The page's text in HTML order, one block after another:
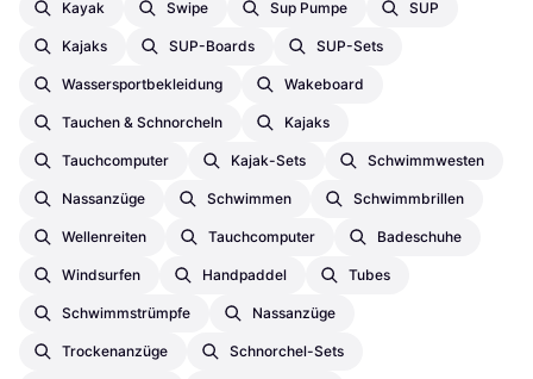
Kayak Swipe Sup Pumpe SUP
Kajaks SUP-Boards SUP-Sets
Wassersportbekleidung Wakeboard
Tauchen & Schnorcheln Kajaks
Tauchcomputer Kajak-Sets Schwimmwesten
Nassanzüge Schwimmen Schwimmbrillen
Wellenreiten Tauchcomputer Badeschuhe
Windsurfen Handpaddel Tubes
Schwimmstrümpfe Nassanzüge
Trockenanzüge Schnorchel-Sets